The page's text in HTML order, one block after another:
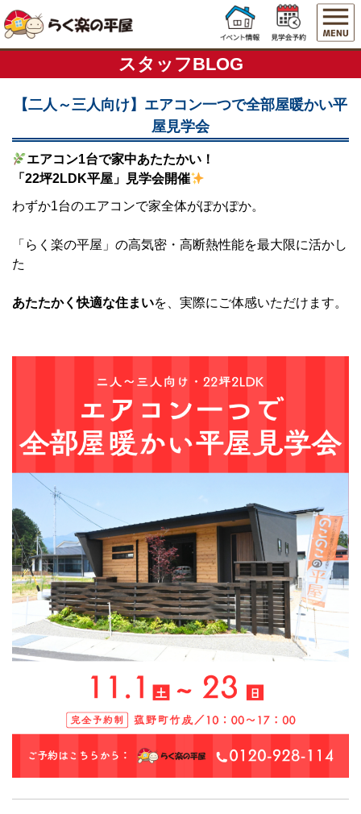
スタッフBLOG
【二人～三人向け】エアコン一つで全部屋暖かい平
屋見学会
エアコン1台で家中あたたかい！
「22坪2LDK平屋」見学会開催
わずか1台のエアコンで家全体がぽかぽか。
「らく楽の平屋」の高気密・高断熱性能を最大限に活かし
た
あたたかく快適な住まいを、実際にご体感いただけます。